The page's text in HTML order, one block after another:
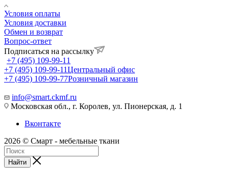
Условия оплаты
Условия доставки
Обмен и возврат
Вопрос-ответ
Подписаться на рассылку
+7 (495) 109-99-11
+7 (495) 109-99-11Центральный офис
+7 (495) 109-99-77Розничный магазин
info@smart.ckmf.ru
Московская обл., г. Королев, ул. Пионерская, д. 1
Вконтакте
2026 © Смарт - мебельные ткани
Найти